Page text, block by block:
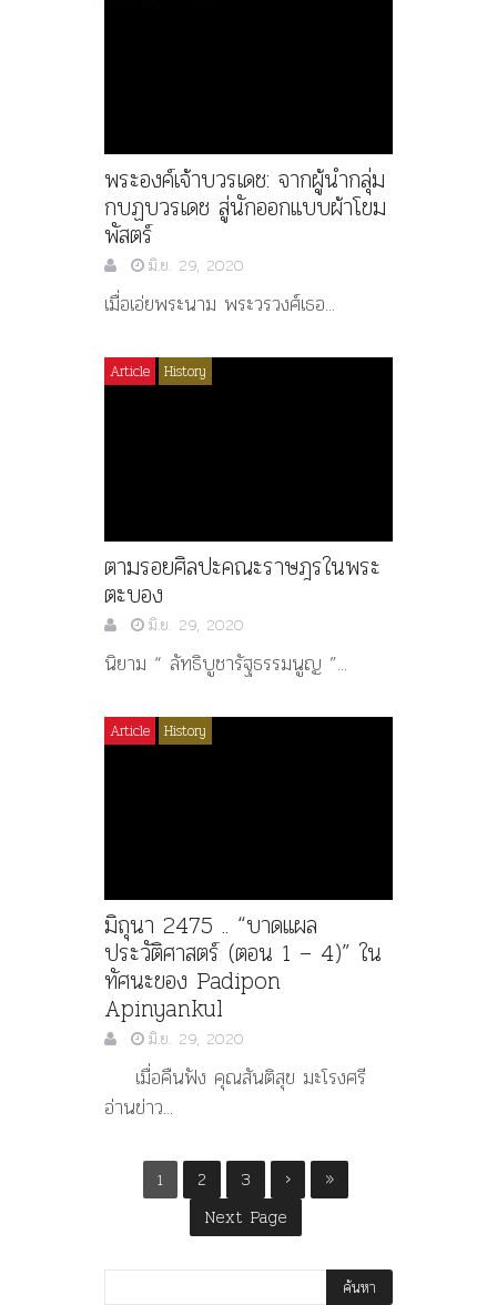
พระองค์เจ้าบวรเดช: จากผู้นำกลุ่ม
กบฏบวรเดช สู่นักออกแบบผ้าโขม
พัสตร์
มิ.ย. 29, 2020
เมื่อเอ่ยพระนาม พระวรวงศ์เธอ...
Article History
ตามรอยศิลปะคณะราษฎรในพระ
ตะบอง
มิ.ย. 29, 2020
นิยาม “ ลัทธิบูชารัฐธรรมนูญ ”...
Article History
มิถุนา 2475 .. “บาดแผล
ประวัติศาสตร์ (ตอน 1 – 4)” ใน
ทัศนะของ Padipon
Apinyankul
มิ.ย. 29, 2020
เมื่อคืนฟัง คุณสันติสุข มะโรงศรี
อ่านข่าว...
1 2 3 ›
»
Next Page